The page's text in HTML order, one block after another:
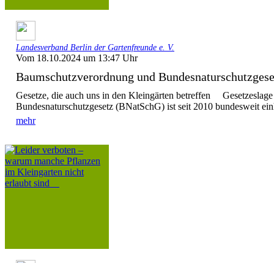
Landesverband Berlin der Gartenfreunde e. V.
Vom 18.10.2024 um 13:47 Uhr
Baumschutzverordnung und
Gesetze, die auch uns in den Kleingärten betreffen
Bundesnaturschutzgesetz (BNatSchG) ist seit 2010 bundesweit
mehr